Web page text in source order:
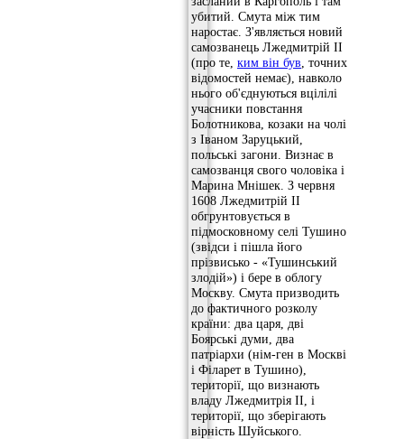
убитий. Смута між тим
наростає. З'являється новий
самозванець Лжедмитрій II
(про те, ким він був , точних
відомостей немає), навколо
нього об'єднуються вцілілі
учасники повстання
Болотникова, козаки на чолі
з Іваном Заруцький,
польські загони. Визнає в
самозванця свого чоловіка і
Марина Мнішек. З червня
1608 Лжедмитрій II
обгрунтовується в
підмосковному селі Тушино
(звідси і пішла його
прізвисько - «Тушинський
злодій») і бере в облогу
Москву. Смута призводить
до фактичного розколу
країни: два царя, дві
Боярські думи, два
патріархи (нім-ген в Москві
і Філарет в Тушино),
території, що визнають
владу Лжедмитрія II, і
території, що зберігають
вірність Шуйського.